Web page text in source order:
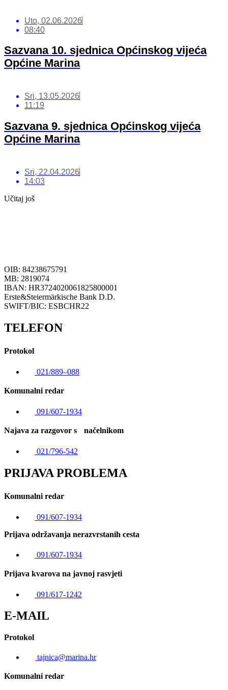
Uto, 02.06.2026
08:40
Sazvana 10. sjednica Općinskog vijeća
Općine Marina
Sri, 13.05.2026
11:19
Sazvana 9. sjednica Općinskog vijeća
Općine Marina
Sri, 22.04.2026
14:03
Učitaj još
OIB: 84238675791
MB: 2819074
IBAN: HR3724020061825800001
Erste&Steiermärkische Bank D.D.
SWIFT/BIC: ESBCHR22
TELEFON
Protokol
021/889–088
Komunalni redar
091/607-1934
Najava za razgovor s načelnikom
021/796-542
PRIJAVA PROBLEMA
Komunalni redar
091/607-1934
Prijava održavanja nerazvrstanih cesta
091/607-1934
Prijava kvarova na javnoj rasvjeti
091/617-1242
E-MAIL
Protokol
tajnica@marina.hr
Komunalni redar